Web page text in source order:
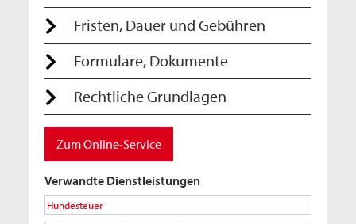
Fristen, Dauer und Gebühren
Formulare, Dokumente
Rechtliche Grundlagen
Zum Online-Service
Verwandte Dienstleistungen
Hundesteuer